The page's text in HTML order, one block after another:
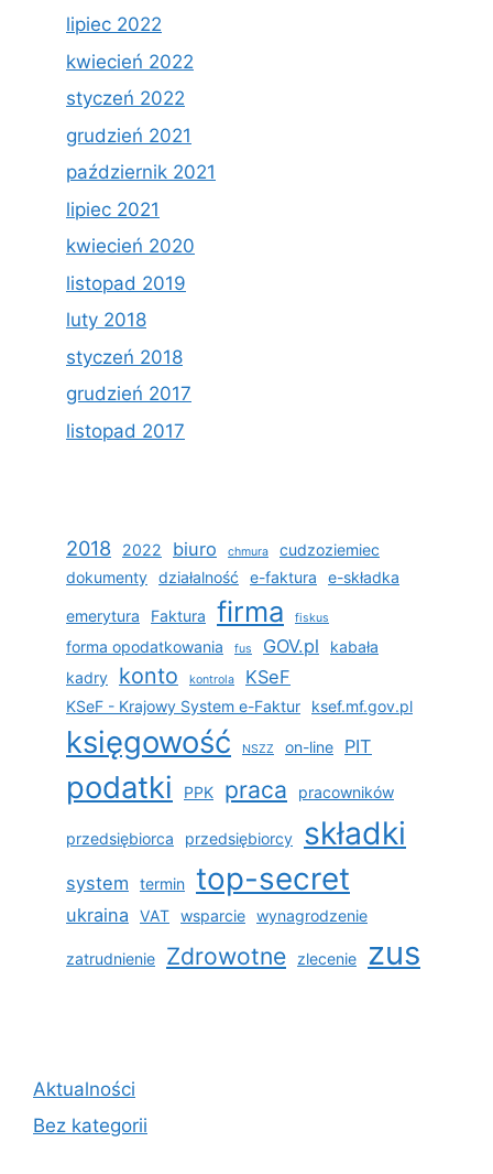
lipiec 2022
kwiecień 2022
styczeń 2022
grudzień 2021
październik 2021
lipiec 2021
kwiecień 2020
listopad 2019
luty 2018
styczeń 2018
grudzień 2017
listopad 2017
2018 2022 biuro chmura
cudzoziemiec
dokumenty działalność e-faktura e-składka
emerytura Faktura firma fiskus
forma opodatkowania fus GOV.pl
kabała
kadry
konto kontrola KSeF
KSeF - Krajowy System e-Faktur ksef.mf.gov.pl
księgowość NSZZ on-line PIT
podatki PPK praca pracowników
przedsiębiorca przedsiębiorcy składki
system termin top-secret
ukraina VAT wsparcie wynagrodzenie
zatrudnienie Zdrowotne zlecenie zus
Aktualności
Bez kategorii